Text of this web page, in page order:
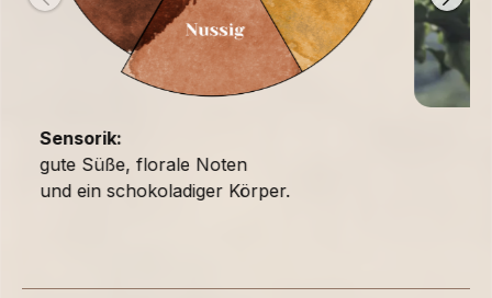
Sensorik:
gute Süße, florale Noten
und ein schokoladiger Körper.